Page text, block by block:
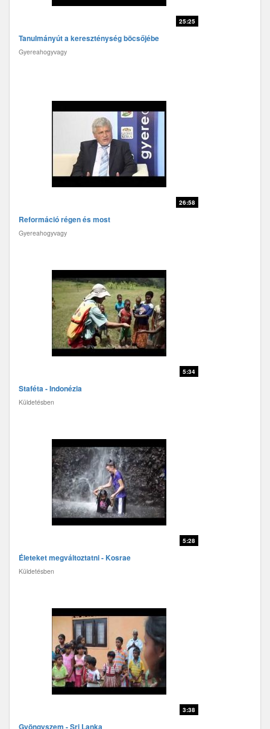
25:25
Tanulmányút a kereszténység böcsőjébe
Gyereahogyvagy
26:58
Reformáció régen és most
Gyereahogyvagy
5:34
Staféta - Indonézia
Küldetésben
5:28
Életeket megváltoztatni - Kosrae
Küldetésben
3:38
Gyöngyszem - Sri Lanka